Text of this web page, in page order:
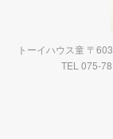
トーイハウス童 〒
TEL 075-781-